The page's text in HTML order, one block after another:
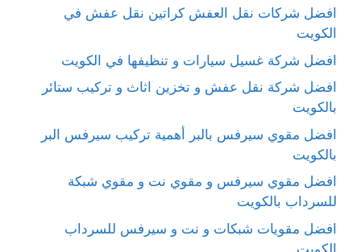
افضل شركات نقل العفش كراتين نقل عفش في
الكويت
افضل شركة غسيل سيارات و تنظيفها في الكويت
افضل شركة نقل عفش و تخزين اثاث و تركيب ستائر
بالكويت
افضل مقوي سيرفس بالبر أهمية تركيب سيرفس البر
بالكويت
افضل مقوي سيرفس و مقوي نت و مقوي شبكة
للسرداب بالكويت
افضل مقويات شبكات و نت و سيرفس للسرداب
الكويت